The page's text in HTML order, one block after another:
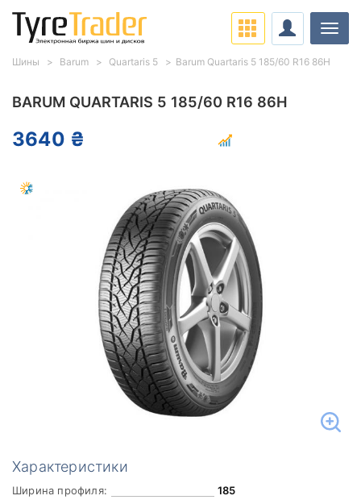
BARUM QUARTARIS 5 185/60 R16 86H
3640 ₴
Характеристики
Ширина профиля:
185
Шины Barum Quartaris 5 Barum Quartaris 5 185/60 R16 86H